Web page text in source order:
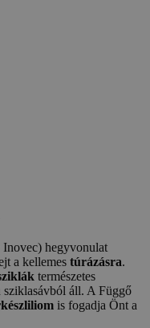
hegyvonulat
a kellemes túrázásra.
természetes
áll. A Függő
is fogadja Önt a